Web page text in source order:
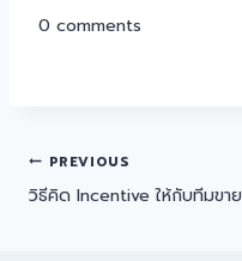
0 comments
PREVIOUS
วิธีคิด Incentive ให้กับทีมขาย